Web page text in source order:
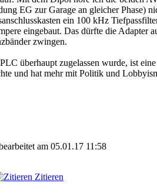
EG zur Garage an gleicher Phase)
ein 100 kHz
eingebaut. Das dürfte die Adapter
zwingen.
überhaupt zugelassen wurde, ist
und hat mehr mit Politik und
am 05.01.17 11:58
Zitieren